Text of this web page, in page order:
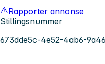
Rapporter annonse
Stillingsnummer
673dde5c-4e52-4ab6-